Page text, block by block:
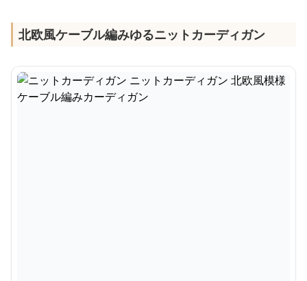
北欧風ケーブル編みゆるニットカーディガン